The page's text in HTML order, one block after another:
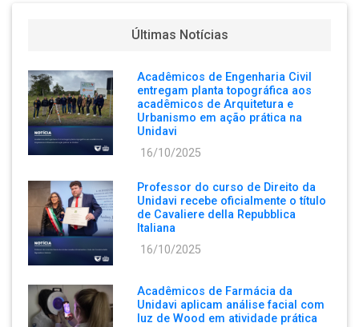
Últimas Notícias
Acadêmicos de Engenharia Civil
entregam planta topográfica aos
acadêmicos de Arquitetura e
Urbanismo em ação prática na
Unidavi
16/10/2025
Professor do curso de Direito da
Unidavi recebe oficialmente o título
de Cavaliere della Repubblica
Italiana
16/10/2025
Acadêmicos de Farmácia da
Unidavi aplicam análise facial com
luz de Wood em atividade prática